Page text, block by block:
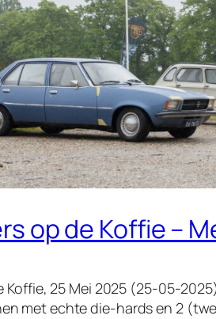
op de Koffie –
Koffie, 25 Mei 2025 (25-05-
met echte die-hards en 2